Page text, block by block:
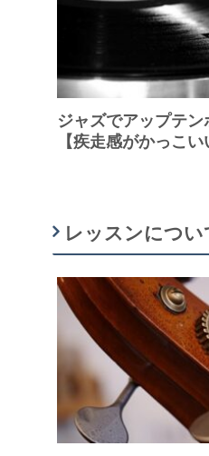
ジャズでアップテ
【疾走感がかっこい
レッスンについ